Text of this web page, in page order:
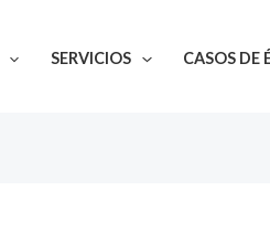
SERVICIOS CASOS DE